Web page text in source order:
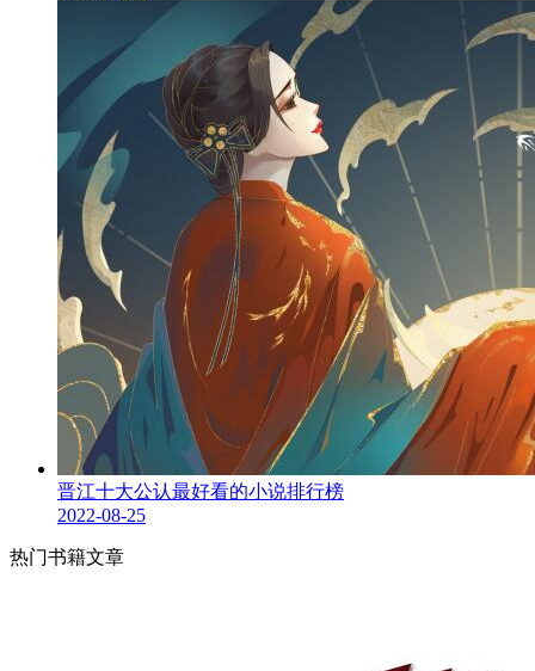
晋江十大公认最好看的小说排行榜
2022-08-25
热门书籍文章